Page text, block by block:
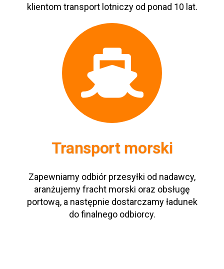
klientom transport lotniczy od ponad 10 lat.
Transport morski
Zapewniamy odbiór przesyłki od nadawcy,
aranżujemy fracht morski oraz obsługę
portową, a następnie dostarczamy ładunek
do finalnego odbiorcy.